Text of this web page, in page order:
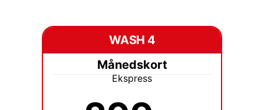
WASH 4
Månedskort
Ekspress